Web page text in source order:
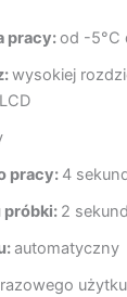
pracy:od -5°C
wysokiej
pracy: 4
próbki: 2
automatyczny
użytku